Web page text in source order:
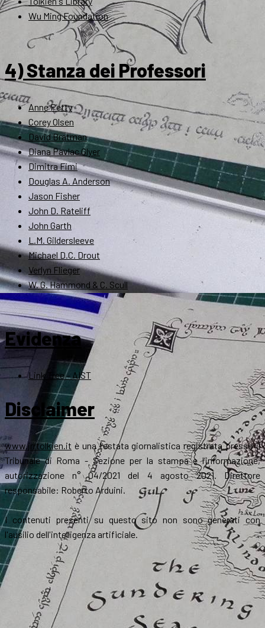
Wu Ming Foundation
4) Stanza dei Professori
Anne Petty
Corey Olsen
David Bratman
Diana Pavlac Glyer
Dimitra Fimi
Douglas A. Anderson
Jason Fisher
John D. Rateliff
John Garth
L.M. Gildersleeve
Michael D.C. Drout
Verlyn Flieger
W. G. Hammond & C. Scull
Evidenza
Link Tree – AIST
Disclaimer
www.jrrtolkien.it è una testata giornalistica registrata presso il
Tribunale di Roma - Sezione per la stampa e l’informazione,
autorizzazione n° 04/2021 del 4 agosto 2021. Direttore
responsabile: Roberto Arduini.
I contenuti presenti su questo sito non sono generati con
l'ausilio dell'intelligenza artificiale.